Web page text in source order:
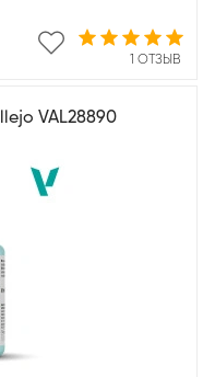
1 ОТЗЫВ
VAL28890